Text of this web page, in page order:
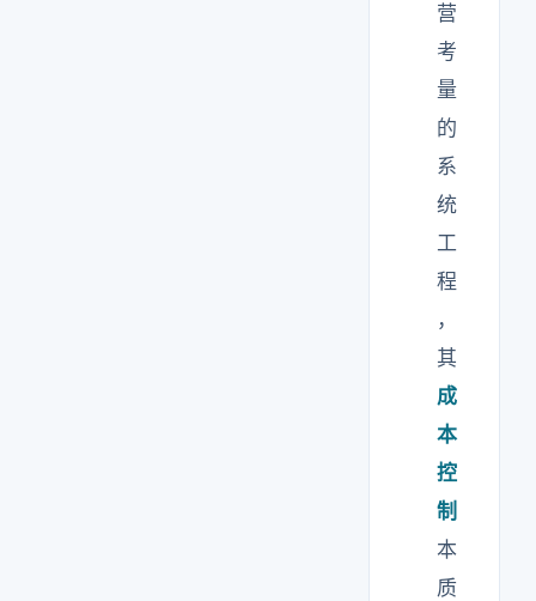
营
考
量
的
系
统
工
程
，
其
成
本
控
制
本
质